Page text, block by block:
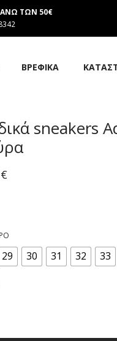
ΑΝΩ ΤΩΝ 50€
ΒΡΕΦΙΚΑ
sneakers
€
29 30 31 32 33